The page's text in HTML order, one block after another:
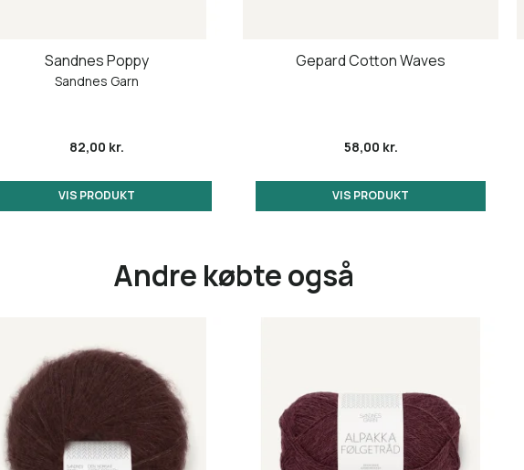
Sandnes Poppy
Sandnes Garn
82,00 kr.
VIS PRODUKT
Gepard Cotton Waves
58,00 kr.
VIS PRODUKT
Andre købte også